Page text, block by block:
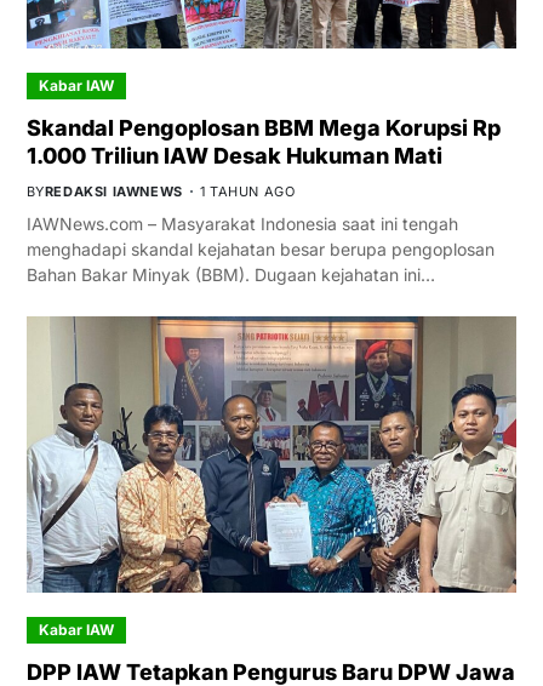
Kabar IAW
Skandal Pengoplosan BBM Mega Korupsi Rp
1.000 Triliun IAW Desak Hukuman Mati
BYREDAKSI IAWNEWS 1 TAHUN AGO
IAWNews.com – Masyarakat Indonesia saat ini tengah
menghadapi skandal kejahatan besar berupa pengoplosan
Bahan Bakar Minyak (BBM). Dugaan kejahatan ini…
Kabar IAW
DPP IAW Tetapkan Pengurus Baru DPW Jawa